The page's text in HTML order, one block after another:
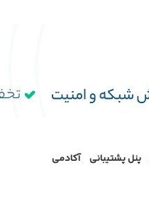
پنل پشتیبانی آکادمی